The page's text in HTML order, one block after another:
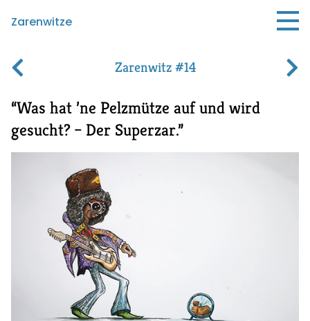
Zarenwitze
Zarenwitz #14
Was hat ’ne Pelzmütze auf und wird
gesucht? – Der Superzar.